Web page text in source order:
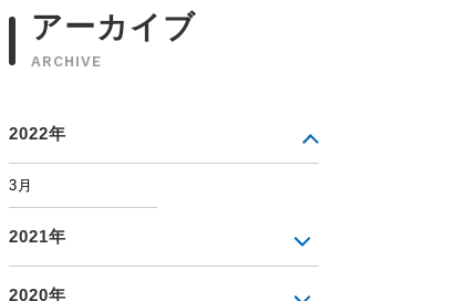
アーカイブ
ARCHIVE
2022年
3月
2021年
2020年